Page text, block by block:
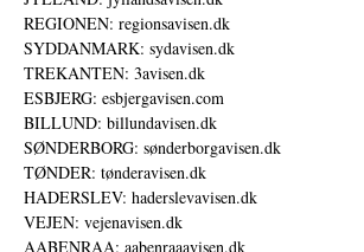
REGIONEN: regionsavisen.dk
SYDDANMARK: sydavisen.dk
TREKANTEN: 3avisen.dk
ESBJERG: esbjergavisen.com
BILLUND: billundavisen.dk
SØNDERBORG: sønderborgavisen.dk
TØNDER: tønderavisen.dk
HADERSLEV: haderslevavisen.dk
VEJEN: vejenavisen.dk
AABENRAA: aabenraaavisen.dk